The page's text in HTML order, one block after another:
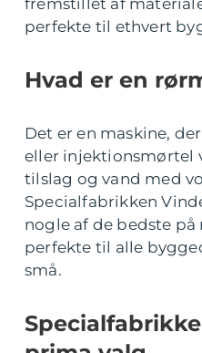
fremstillet af
perfekte til ethvert
Hvad er en
Det er en maskine,
eller injektionsmørtel
tilslag og vand med
Specialfabrikken
nogle af de bedste på
perfekte til alle
små.